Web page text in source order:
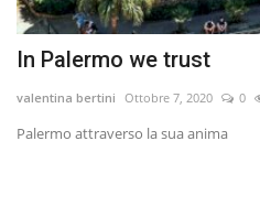
In Palermo we trust
valentina bertini Ottobre 7, 2020 0
Palermo attraverso la sua anima